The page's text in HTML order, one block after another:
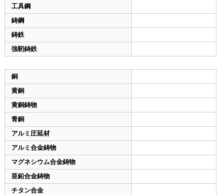
工具鋼
鋳鋼
鋳鉄
強靭鋳鉄
銅
黄銅
黄銅鋳物
青銅
アルミ圧延材
アルミ合金鋳物
マグネシウム合金鋳物
亜鉛合金鋳物
チタン合金